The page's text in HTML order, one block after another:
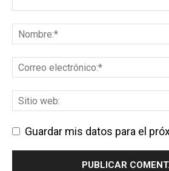
Guardar mis datos para el